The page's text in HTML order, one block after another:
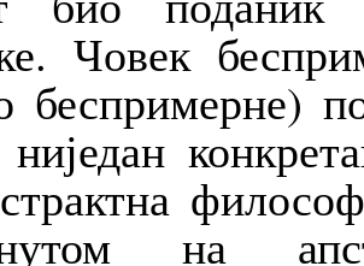
Човек
беспримерне)
на